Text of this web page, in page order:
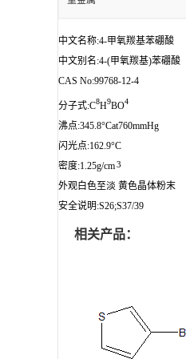
中文名称:4-甲氧羰基苯硼酸
中文别名:4-(甲氧羰基)苯硼酸
CAS No:99768-12-4
分子式:C8H9BO4
沸点:345.8°Cat760mmHg
闪光点:162.9°C
密度:1.25g/cm3
外观白色至淡 黄色晶体粉末
安全说明:S26;S37/39
相关产品：